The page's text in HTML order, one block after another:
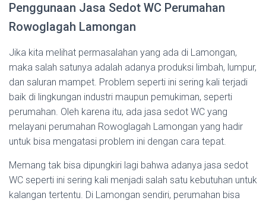
Penggunaan Jasa Sedot WC Perumahan
Rowoglagah Lamongan
Jika kita melihat permasalahan yang ada di Lamongan,
maka salah satunya adalah adanya produksi limbah, lumpur,
dan saluran mampet. Problem seperti ini sering kali terjadi
baik di lingkungan industri maupun pemukiman, seperti
perumahan. Oleh karena itu, ada jasa sedot WC yang
melayani perumahan Rowoglagah Lamongan yang hadir
untuk bisa mengatasi problem ini dengan cara tepat.
Memang tak bisa dipungkiri lagi bahwa adanya jasa sedot
WC seperti ini sering kali menjadi salah satu kebutuhan untuk
kalangan tertentu. Di Lamongan sendiri, perumahan bisa